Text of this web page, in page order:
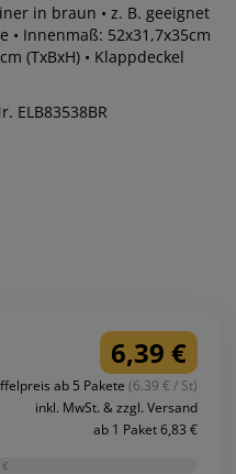
in braun • z. B. geeignet
Innenmaß: 52x31,7x35cm
(TxBxH) • Klappdeckel
ELB83538BR
6,39 €
ab 5 Pakete (6.39 € / St)
inkl. MwSt. & zzgl. Versand
ab 1 Paket 6,83 €